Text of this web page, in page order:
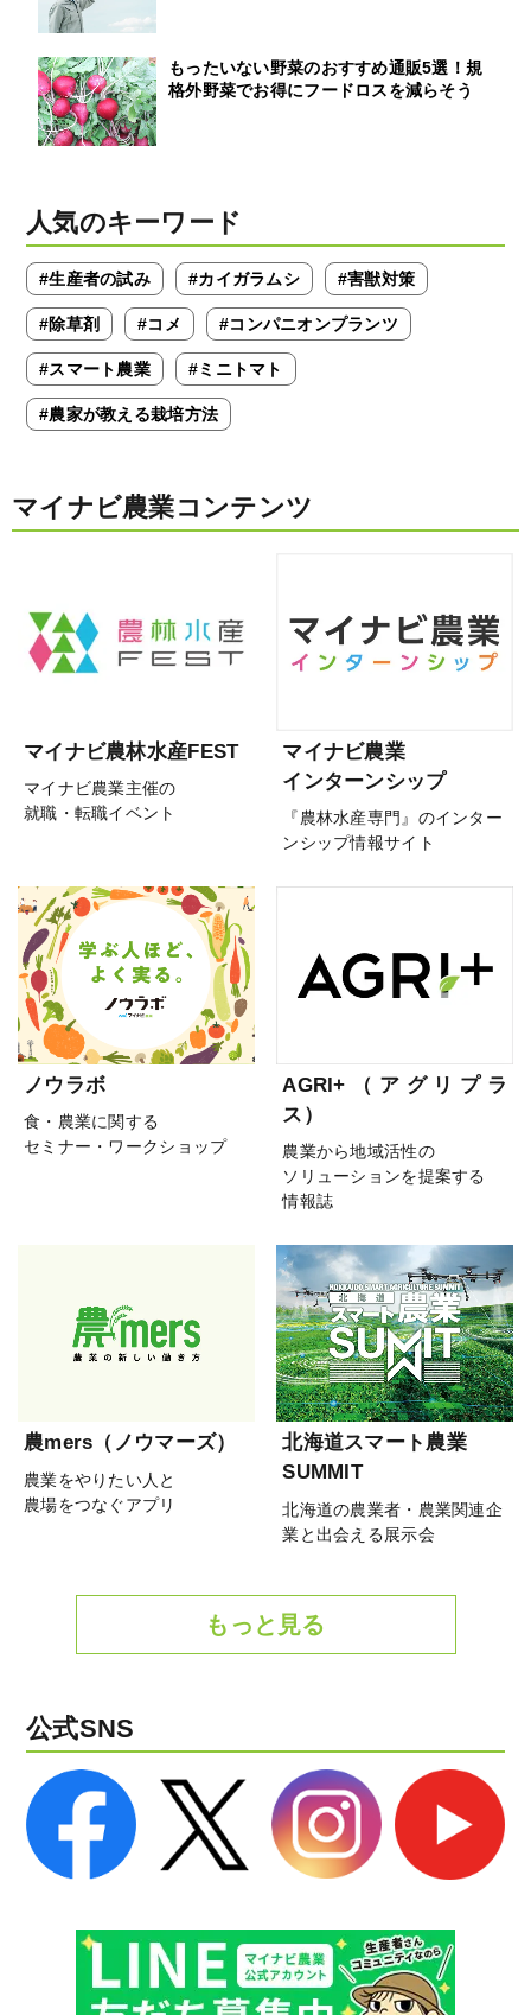
もったいない野菜のおすすめ通販5選！規
格外野菜でお得にフードロスを減らそう
人気のキーワード
#生産者の試み #カイガラムシ #害獣対策
#除草剤 #コメ #コンパニオンプランツ
#スマート農業 #ミニトマト
#農家が教える栽培方法
マイナビ農業コンテンツ
マイナビ農林水産FEST
マイナビ農業主催の
就職・転職イベント
マイナビ農業
インターンシップ
『農林水産専門』のインター
ンシップ情報サイト
ノウラボ
食・農業に関する
セミナー・ワークショップ
AGRI+（アグリプラ
ス）
農業から地域活性の
ソリューションを提案する
情報誌
農mers（ノウマーズ）
農業をやりたい人と
農場をつなぐアプリ
北海道スマート農業
SUMMIT
北海道の農業者・農業関連企
業と出会える展示会
もっと見る
公式SNS